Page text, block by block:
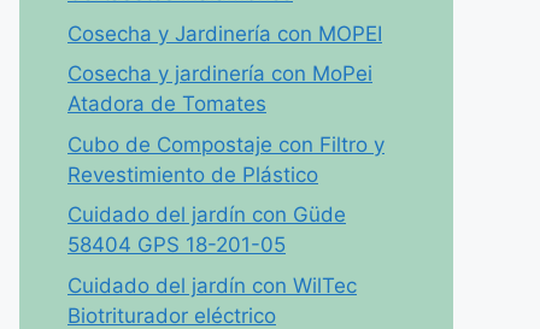
Cosecha y Jardinería con MOPEI
Cosecha y jardinería con MoPei
Atadora de Tomates
Cubo de Compostaje con Filtro y
Revestimiento de Plástico
Cuidado del jardín con Güde
58404 GPS 18-201-05
Cuidado del jardín con WilTec
Biotriturador eléctrico